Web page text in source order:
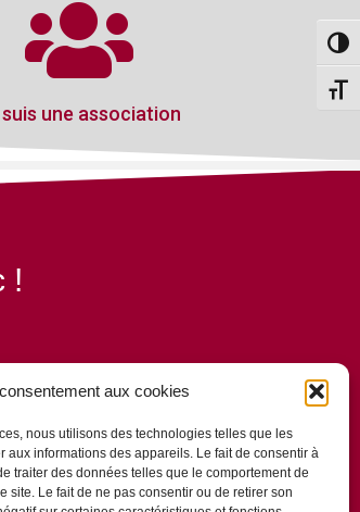
aux cookies
nous utilisons des technologies telles que les
aux informations des appareils. Le fait de consentir à
traiter des données telles que le comportement de
site. Le fait de ne pas consentir ou de retirer son
une association
!